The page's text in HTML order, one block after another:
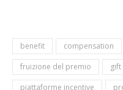
benefit compensation
fruizione del premio
piattaforme incentive